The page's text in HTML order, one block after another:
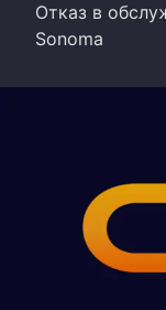
Отказ в
Sonoma